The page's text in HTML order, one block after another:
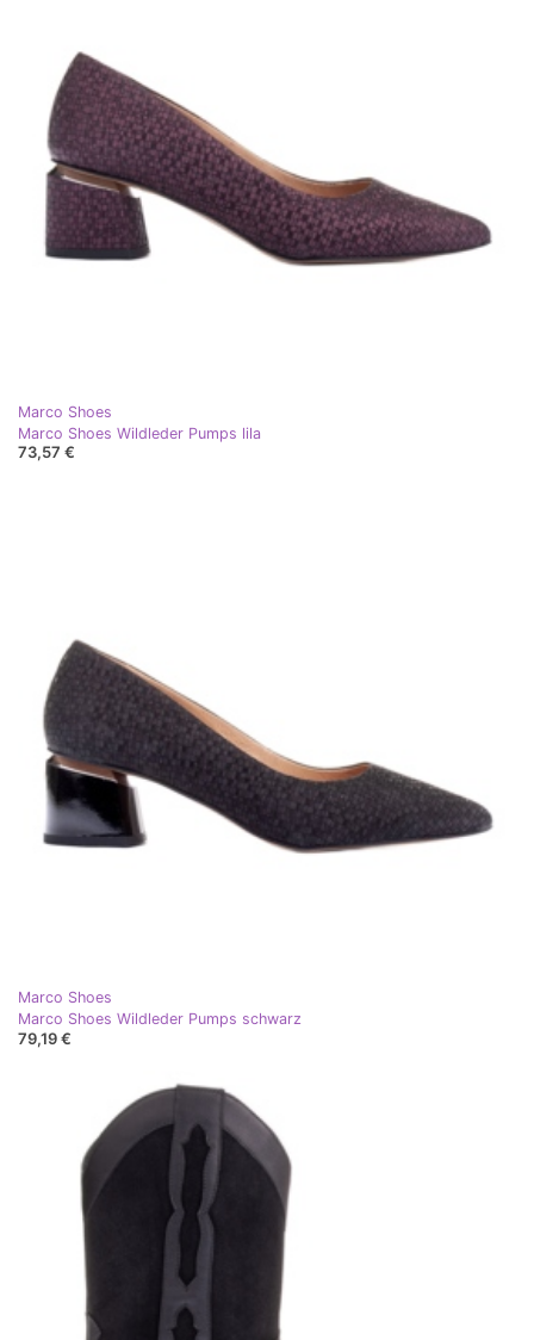
Marco Shoes
Marco Shoes Wildleder Pumps lila
73,57 €
Marco Shoes
Marco Shoes Wildleder Pumps schwarz
79,19 €